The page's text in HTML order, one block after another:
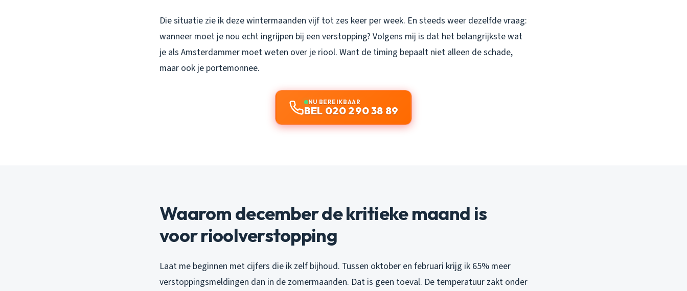
Die situatie zie ik deze wintermaanden vijf tot zes keer per week. En steeds weer dezelfde vraag:
wanneer moet je nou echt ingrijpen bij een verstopping? Volgens mij is dat het belangrijkste wat
je als Amsterdammer moet weten over je riool. Want de timing bepaalt niet alleen de schade,
maar ook je portemonnee.
NU BEREIKBAAR
BEL 020 290 38 89
Waarom december de kritieke maand is
voor rioolverstopping
Laat me beginnen met cijfers die ik zelf bijhoud. Tussen oktober en februari krijg ik 65% meer
verstoppingsmeldingen dan in de zomermaanden. Dat is geen toeval. De temperatuur zakt onder